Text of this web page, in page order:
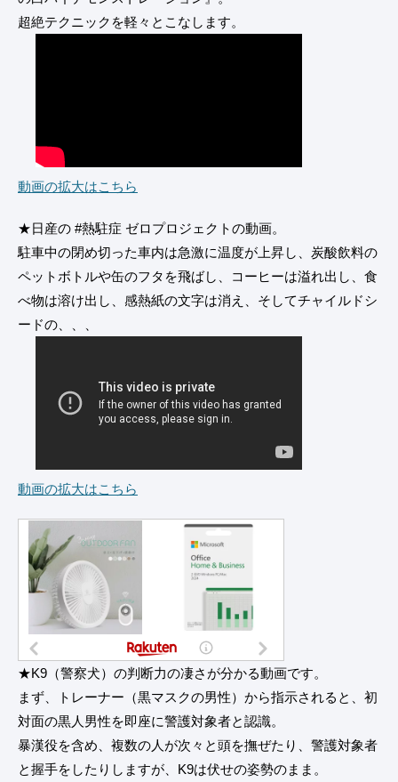
超絶テクニックを軽々とこなします。
動画の拡大はこちら
★日産の #熱駐症 ゼロプロジェクトの動画。
駐車中の閉め切った車内は急激に温度が上昇し、炭酸飲料の
ペットボトルや缶のフタを飛ばし、コーヒーは溢れ出し、食
べ物は溶け出し、感熱紙の文字は消え、そしてチャイルドシ
ードの、、、
動画の拡大はこちら
★K9（警察犬）の判断力の凄さが分かる動画です。
まず、トレーナー（黒マスクの男性）から指示されると、初
対面の黒人男性を即座に警護対象者と認識。
暴漢役を含め、複数の人が次々と頭を撫ぜたり、警護対象者
と握手をしたりしますが、K9は伏せの姿勢のまま。